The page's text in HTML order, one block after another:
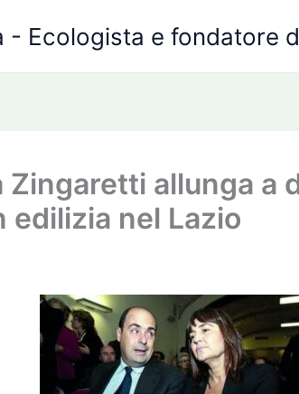
- Ecologista e fondatore
Zingaretti allunga a
edilizia nel Lazio